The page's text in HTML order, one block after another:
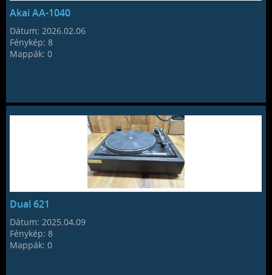
Akai AA-1040
Dátum: 2026.02.06
Fénykép:8
Mappák:0
Dual 621
Dátum:2025.04.09
Fénykép:8
Mappák:0